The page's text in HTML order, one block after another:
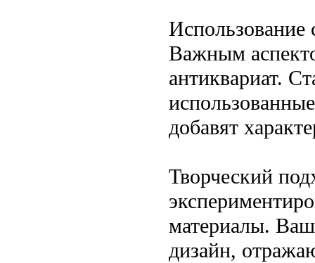
Важным
антиквариат.
добавят
Творческий
материалы.
дизайн,